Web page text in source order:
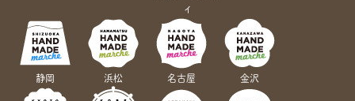
ィ
静岡 浜松 名古屋 金沢